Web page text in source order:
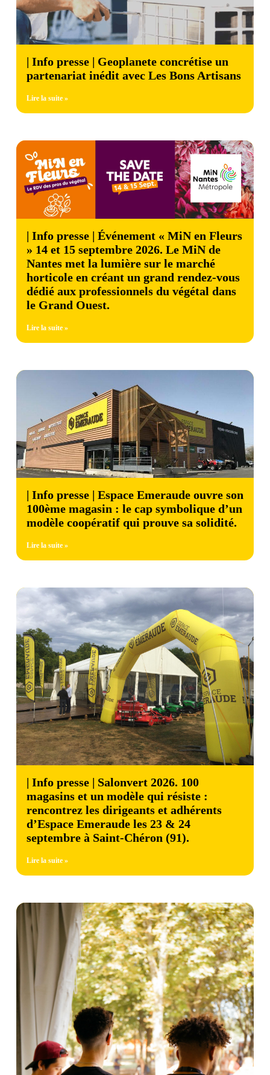
| Info presse | Geoplanete concrétise un
partenariat inédit avec Les Bons Artisans
Lire la suite »
| Info presse | Événement « MiN en Fleurs
» 14 et 15 septembre 2026. Le MiN de
Nantes met la lumière sur le marché
horticole en créant un grand rendez-vous
dédié aux professionnels du végétal dans
le Grand Ouest.
Lire la suite »
| Info presse | Espace Emeraude ouvre son
100ème magasin : le cap symbolique d’un
modèle coopératif qui prouve sa solidité.
Lire la suite »
| Info presse | Salonvert 2026. 100
magasins et un modèle qui résiste :
rencontrez les dirigeants et adhérents
d’Espace Emeraude les 23 & 24
septembre à Saint-Chéron (91).
Lire la suite »